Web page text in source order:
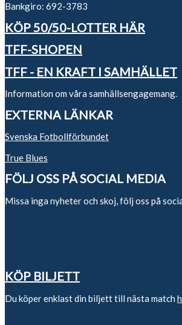
Bankgiro: 692-3783
KÖP 50/50-LOTTER HÄR
TFF-SHOPEN
TFF - EN KRAFT I SAMHÄLLET
Information om våra samhällsengagemang.
EXTERNA LÄNKAR
Svenska Fotbollförbundet
True Blues
FÖLJ OSS PÅ SOCIAL MEDIA
Missa inga nyheter och skoj, följ oss på
KÖP BILJETT
Du köper enklast din biljett till nästa match